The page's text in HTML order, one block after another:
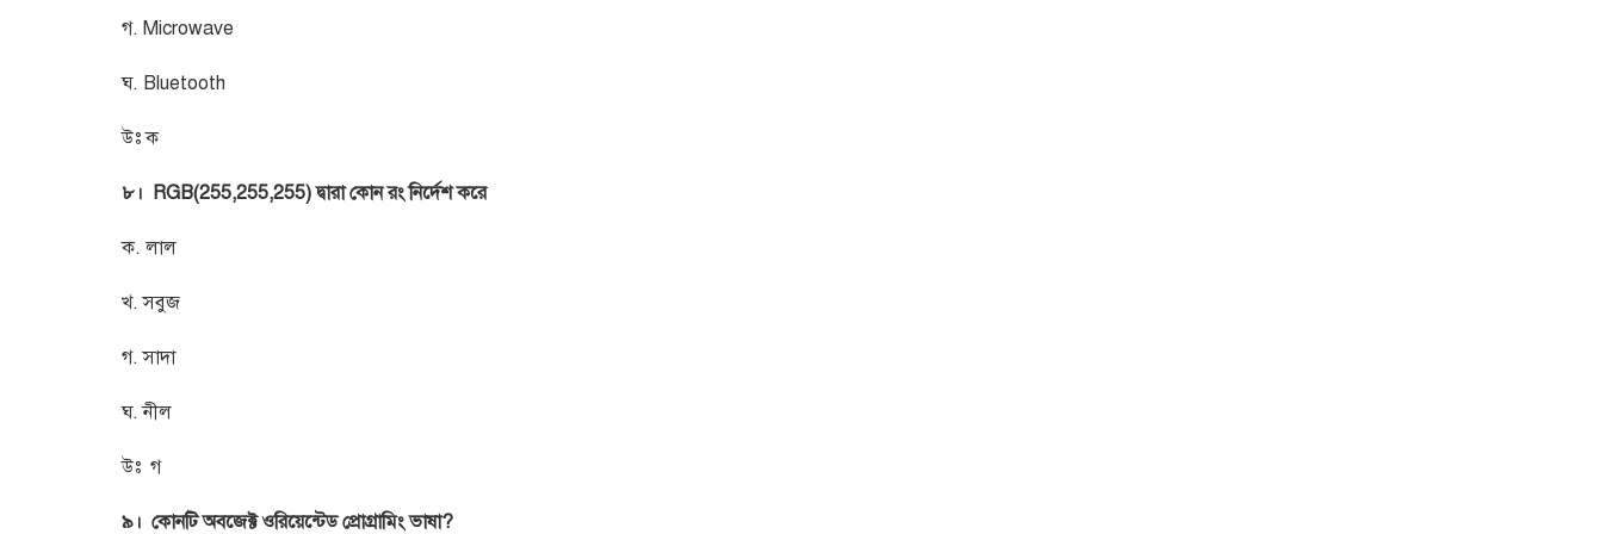
গ. Microwave
ঘ. Bluetooth
উঃ ক
৮। RGB(255,255,255) দ্বারা কোন রং নির্দেশ করে
ক. লাল
খ. সবুজ
গ. সাদা
ঘ. নীল
উঃ গ
৯। কোনটি অবজেক্ট ওরিয়েন্টেড প্রোগ্রামিং ভাষা?